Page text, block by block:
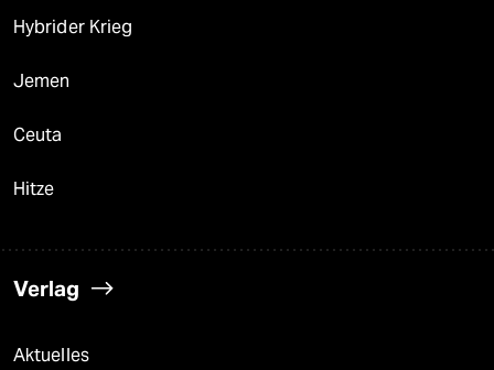
Hybrider Krieg
Jemen
Ceuta
Hitze
Verlag
Aktuelles